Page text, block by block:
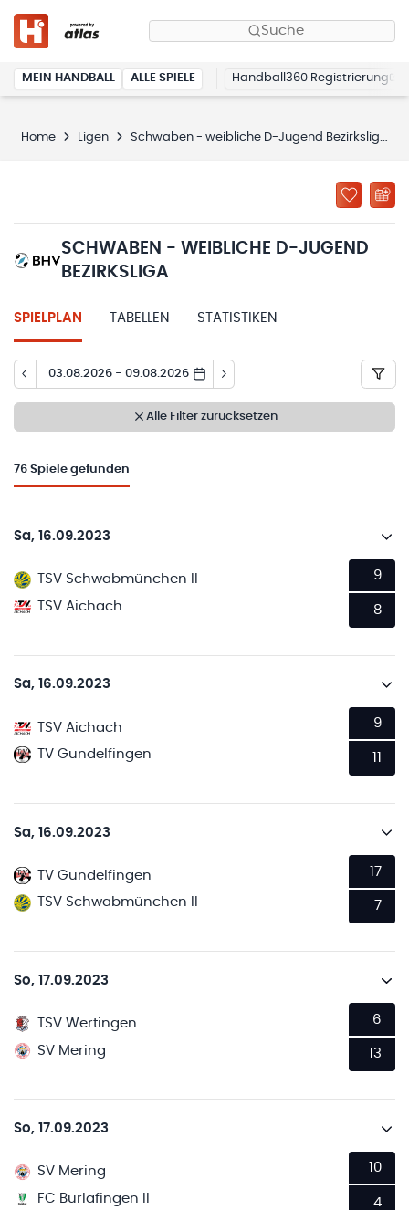
Suche
MEIN HANDBALL ALLE SPIELE Handball360 Registrierung
Home Ligen Schwaben - weibliche D-Jugend Bezirksliga
SCHWABEN - WEIBLICHE D-JUGEND
BEZIRKSLIGA
SPIELPLAN TABELLEN STATISTIKEN
03.08.2026 - 09.08.2026
Alle Filter zurücksetzen
76 Spiele gefunden
Sa, 16.09.2023
TSV Schwabmünchen II
TSV Aichach
9
8
Sa, 16.09.2023
TSV Aichach
TV Gundelfingen
9
Sa, 16.09.2023
TV Gundelfingen
TSV Schwabmünchen II
17
7
So, 17.09.2023
TSV Wertingen
SV Mering
6
13
So, 17.09.2023
SV Mering
FC Burlafingen II
10
4